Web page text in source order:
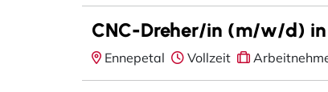
CNC-Dreher/in (m/w/d)
Ennepetal Vollzeit